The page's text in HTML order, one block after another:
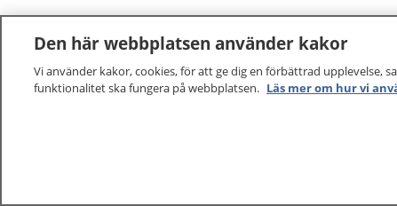
Den här webbplatsen använder kakor
Vi använder kakor, cookies, för att ge dig en förbättrad upplevelse,
funktionalitet ska fungera på webbplatsen. Läs mer om hur vi